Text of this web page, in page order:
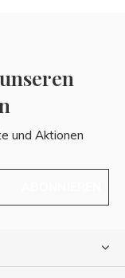
und Aktionen